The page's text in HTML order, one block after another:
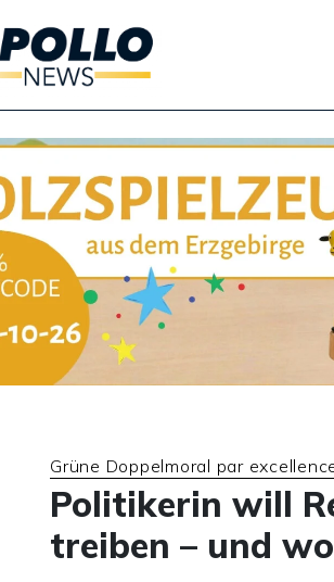
Grüne Doppelmoral par
Politikerin will
treiben – und